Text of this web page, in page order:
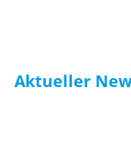
Aktueller